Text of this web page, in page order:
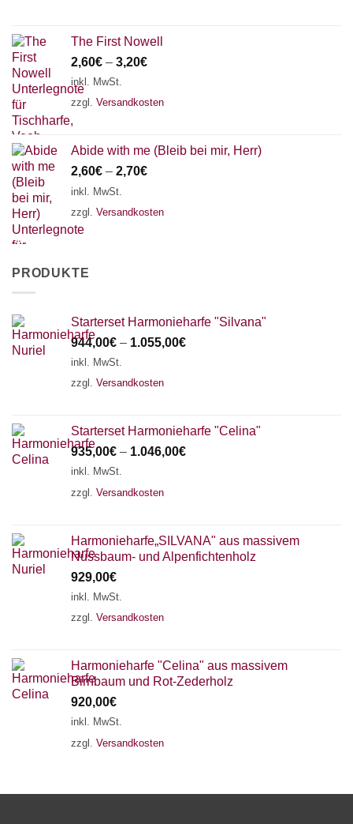
The First Nowell
2,60€ – 3,20€
inkl. MwSt.
zzgl. Versandkosten
Abide with me (Bleib bei mir, Herr)
2,60€ – 2,70€
inkl. MwSt.
zzgl. Versandkosten
PRODUKTE
Starterset Harmonieharfe "Silvana"
944,00€ – 1.055,00€
inkl. MwSt.
zzgl. Versandkosten
Starterset Harmonieharfe "Celina"
935,00€ – 1.046,00€
inkl. MwSt.
zzgl. Versandkosten
Harmonieharfe„SILVANA" aus massivem
Nussbaum- und Alpenfichtenholz
929,00€
inkl. MwSt.
zzgl. Versandkosten
Harmonieharfe "Celina" aus massivem
Birnbaum und Rot-Zederholz
920,00€
inkl. MwSt.
zzgl. Versandkosten